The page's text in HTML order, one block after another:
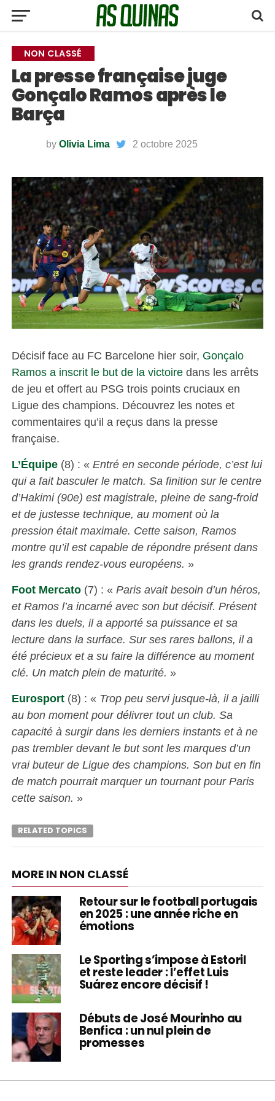
NON CLASSÉ
La presse française juge
Gonçalo Ramos après le
Barça
by Olivia Lima 2 octobre 2025
Décisif face au FC Barcelone hier soir, Gonçalo
Ramos a inscrit le but de la victoiredans les arrêts
de jeu et offert au PSG trois points cruciaux en
Ligue des champions. Découvrez les notes et
commentaires qu’il a reçus dans la presse
française.
L’Équipe (8) : « Entré en seconde période, c’est lui
qui a fait basculer le match. Sa finition sur le centre
d’Hakimi (90e) est magistrale, pleine de sang-froid
et de justesse technique, au moment où la
pression était maximale. Cette saison, Ramos
montre qu’il est capable de répondre présent dans
les grands rendez-vous européens. »
Foot Mercato(7) : « Paris avait besoin d’un héros,
et Ramos l’a incarné avec son but décisif. Présent
dans les duels, il a apporté sa puissance et sa
lecture dans la surface. Sur ses rares ballons, il a
été précieux et a su faire la différence au moment
clé. Un match plein de maturité. »
Eurosport(8) : « Trop peu servi jusque-là, il a jailli
au bon moment pour délivrer tout un club. Sa
capacité à surgir dans les derniers instants et à ne
pas trembler devant le but sont les marques d’un
vrai buteur de Ligue des champions. Son but en fin
de match pourrait marquer un tournant pour Paris
cette saison. »
RELATED TOPICS
MORE IN NON CLASSÉ
Retour sur le football portugais
en 2025 : une année riche en
émotions
Le Sporting s’impose à Estoril
et reste leader : l’effet Luis
Suárez encore décisif !
Débuts de José Mourinho au
Benfica : un nul plein de
promesses